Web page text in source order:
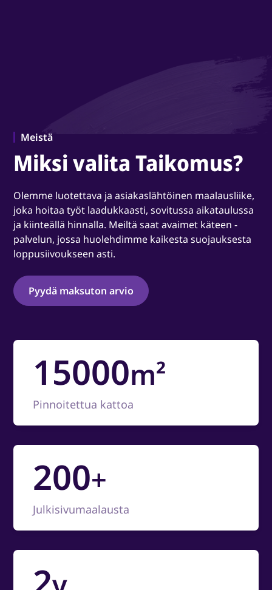
Meistä
Miksi valita Taikomus?
Olemme luotettava ja asiakaslähtöinen maalausliike,
joka hoitaa työt laadukkaasti, sovitussa aikataulussa
ja kiinteällä hinnalla. Meiltä saat avaimet käteen -
palvelun, jossa huolehdimme kaikesta suojauksesta
loppusiivoukseen asti.
Pyydä maksuton arvio
15000m²
Pinnoitettua kattoa
200+
Julkisivumaalausta